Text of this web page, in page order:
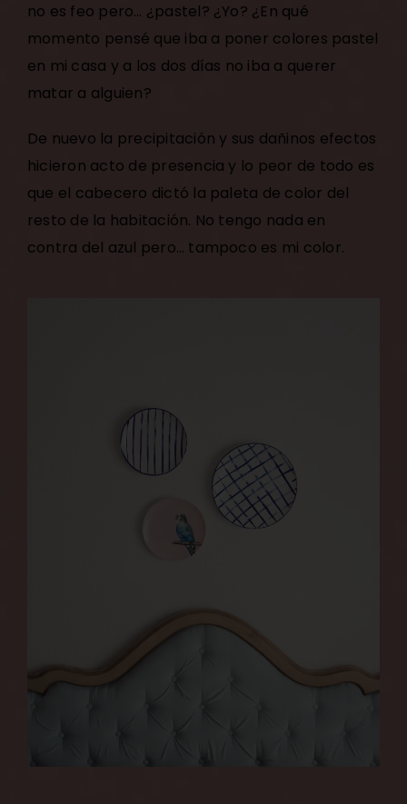
no es feo pero… ¿pastel? ¿Yo? ¿En qué
momento pensé que iba a poner colores pastel
en mi casa y a los dos días no iba a querer
matar a alguien?
De nuevo la precipitación y sus dañinos efectos
hicieron acto de presencia y lo peor de todo es
que el cabecero dictó la paleta de color del
resto de la habitación. No tengo nada en
contra del azul pero… tampoco es mi color.